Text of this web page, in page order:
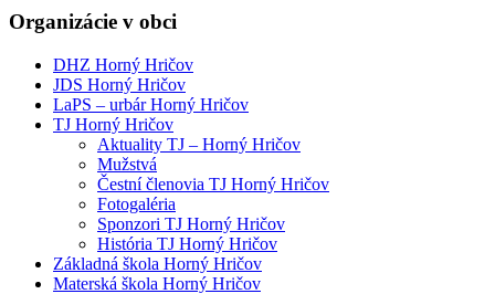
Organizácie v obci
DHZ Horný Hričov
JDS Horný Hričov
LaPS – urbár Horný Hričov
TJ Horný Hričov
Aktuality TJ – Horný Hričov
Mužstvá
Čestní členovia TJ Horný Hričov
Fotogaléria
Sponzori TJ Horný Hričov
História TJ Horný Hričov
Základná škola Horný Hričov
Materská škola Horný Hričov